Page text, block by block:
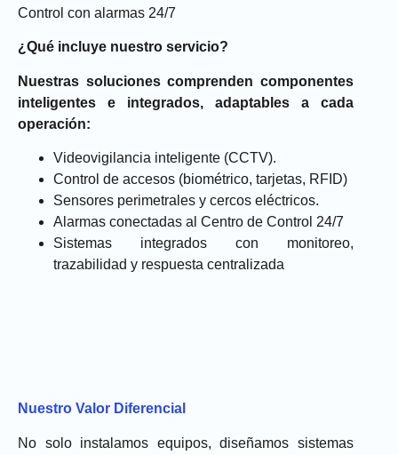
Control con alarmas 24/7
¿Qué incluye nuestro servicio?
Nuestras soluciones comprenden componentes
inteligentes e integrados, adaptables a cada
operación:
Videovigilancia inteligente (CCTV).
Control de accesos (biométrico, tarjetas, RFID)
Sensores perimetrales y cercos eléctricos.
Alarmas conectadas al Centro de Control 24/7
Sistemas integrados con monitoreo,
trazabilidad y respuesta centralizada
Nuestro Valor Diferencial
No solo instalamos equipos, diseñamos sistemas